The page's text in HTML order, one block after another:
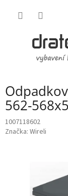
562-
1007118602
Značka: Wireli